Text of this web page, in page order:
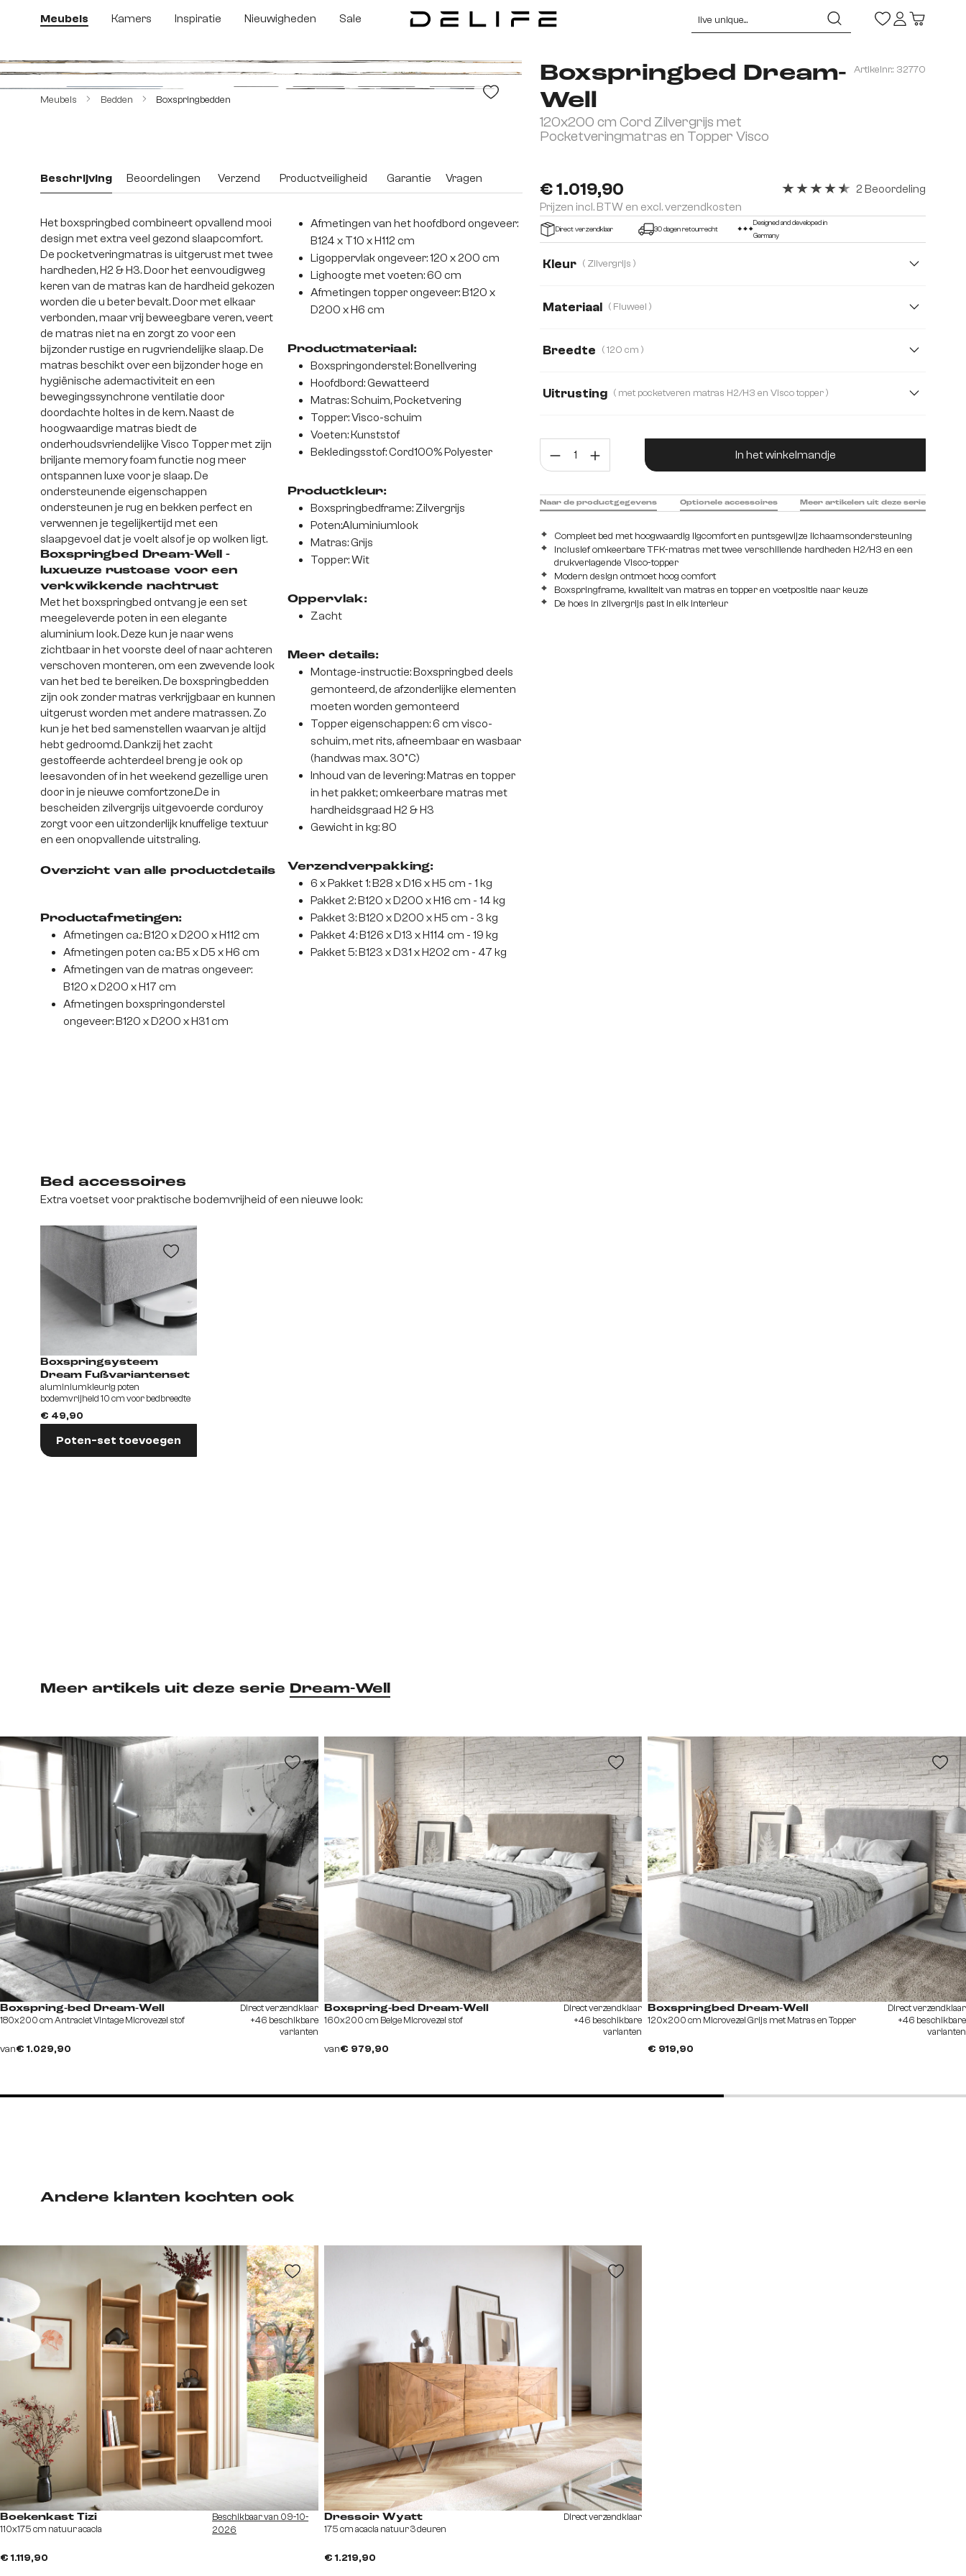
naar de hoofdinhoud
Ga naar de zoekopdracht
Ga naar de hoofdnavigatie
Meubels Kamers Inspiratie Nieuwigheden Sale
Meubels Bedden Boxspringbedden
Boxspringbed Dream-
Well
120x200 cm Cord Zilvergrijs met
Pocketveringmatras en Topper Visco
Artikelnr.: 32770
€ 1.019,90
Prijzen incl. BTW en excl. verzendkosten
2 Beoordeling
Direct verzendklaar 30 dagen retourrecht
Designed and developed in
Germany
Kleur ( Zilvergrijs )
Materiaal ( Fluweel )
Breedte ( 120 cm )
Uitrusting ( met pocketveren matras H2/H3 en Visco topper )
met pocketveren matras H2/H3 en Visco topper
Producthoeveelheid: Voer de gewenste
In het winkelmandje
Compleet bed met hoogwaardig ligcomfort en puntsgewijze lichaamsondersteuning
Inclusief omkeerbare TFK-matras met twee verschillende hardheden H2/H3 en een
drukverlagende Visco-topper
Modern design ontmoet hoog comfort
Boxspringframe, kwaliteit van matras en topper en voetpositie naar keuze
De hoes in zilvergrijs past in elk interieur
Naar de productgegevens Optionele accessoires Meer artikelen uit deze serie
Beschrijving Beoordelingen Verzend Productveiligheid Garantie Vragen
Het boxspringbed combineert opvallend mooi
design met extra veel gezond slaapcomfort.
De pocketveringmatras is uitgerust met twee
hardheden, H2 & H3. Door het eenvoudigweg
keren van de matras kan de hardheid gekozen
worden die u beter bevalt. Door met elkaar
verbonden, maar vrij beweegbare veren, veert
de matras niet na en zorgt zo voor een
bijzonder rustige en rugvriendelijke slaap. De
matras beschikt over een bijzonder hoge en
hygiënische ademactiviteit en een
bewegingssynchrone ventilatie door
doordachte holtes in de kern. Naast de
hoogwaardige matras biedt de
onderhoudsvriendelijke Visco Topper met zijn
briljante memory foam functie nog meer
ontspannen luxe voor je slaap. De
ondersteunende eigenschappen
ondersteunen je rug en bekken perfect en
verwennen je tegelijkertijd met een
slaapgevoel dat je voelt alsof je op wolken ligt.
Boxspringbed Dream-Well -
luxueuze rustoase voor een
verkwikkende nachtrust
Met het boxspringbed ontvang je een set
meegeleverde poten in een elegante
aluminium look. Deze kun je naar wens
zichtbaar in het voorste deel of naar achteren
verschoven monteren, om een zwevende look
van het bed te bereiken. De boxspringbedden
zijn ook zonder matras verkrijgbaar en kunnen
uitgerust worden met andere matrassen. Zo
kun je het bed samenstellen waarvan je altijd
hebt gedroomd. Dankzij het zacht
gestoffeerde achterdeel breng je ook op
leesavonden of in het weekend gezellige uren
door in je nieuwe comfortzone.De in
bescheiden zilvergrijs uitgevoerde corduroy
zorgt voor een uitzonderlijk knuffelige textuur
en een onopvallende uitstraling.
Overzicht van alle productdetails
Productafmetingen:
Afmetingen ca.: B120 x D200 x H112 cm
Afmetingen poten ca.: B5 x D5 x H6 cm
Afmetingen van de matras ongeveer:
B120 x D200 x H17 cm
Afmetingen boxspringonderstel
ongeveer: B120 x D200 x H31 cm
Afmetingen van het hoofdbord ongeveer:
B124 x T10 x H112 cm
Ligoppervlak ongeveer: 120 x 200 cm
Lighoogte met voeten: 60 cm
Afmetingen topper ongeveer: B120 x
D200 x H6 cm
Productmateriaal:
Boxspringonderstel: Bonellvering
Hoofdbord: Gewatteerd
Matras: Schuim, Pocketvering
Topper: Visco-schuim
Voeten: Kunststof
Bekledingsstof: Cord100% Polyester
Productkleur:
Boxspringbedframe: Zilvergrijs
Poten:Aluminiumlook
Matras: Grijs
Topper: Wit
Oppervlak:
Zacht
Meer details:
Montage-instructie: Boxspringbed deels
gemonteerd, de afzonderlijke elementen
moeten worden gemonteerd
Topper eigenschappen: 6 cm visco-
schuim, met rits, afneembaar en wasbaar
(handwas max. 30°C)
Inhoud van de levering: Matras en topper
in het pakket; omkeerbare matras met
hardheidsgraad H2 & H3
Gewicht in kg: 80
Verzendverpakking:
6 x Pakket 1: B28 x D16 x H5 cm - 1 kg
Pakket 2: B120 x D200 x H16 cm - 14 kg
Pakket 3: B120 x D200 x H5 cm - 3 kg
Pakket 4: B126 x D13 x H114 cm - 19 kg
Pakket 5: B123 x D31 x H202 cm - 47 kg
Bed accessoires
Extra voetset voor praktische bodemvrijheid of een nieuwe look:
Boxspringsysteem
Dream Fußvariantenset
aluminiumkleurig poten
bodemvrijheid 10 cm voor bedbreedte
140/160/180
€ 49,90
Poten-set toevoegen
Andere klanten kochten ook
Boekenkast Tizi
110x175 cm natuur acacia
€ 1.119,90
Beschikbaar van 09-10-
2026
Dressoir Wyatt
175 cm acacia natuur 3 deuren
€ 1.219,90
Direct verzendklaar
Meer artikels uit deze serie Dream-Well
Boxspring-bed Dream-Well
180x200 cm Antraciet Vintage Microvezel stof
van€ 1.029,90
Direct verzendklaar
+46 beschikbare
varianten
Boxspring-bed Dream-Well
160x200 cm Beige Microvezel stof
van€ 979,90
Direct verzendklaar
+46 beschikbare
varianten
Boxspringbed Dream-Well
120x200 cm Microvezel Grijs met Matras en Topper
€ 919,90
Direct verzendklaar
+46 beschikbare
varianten